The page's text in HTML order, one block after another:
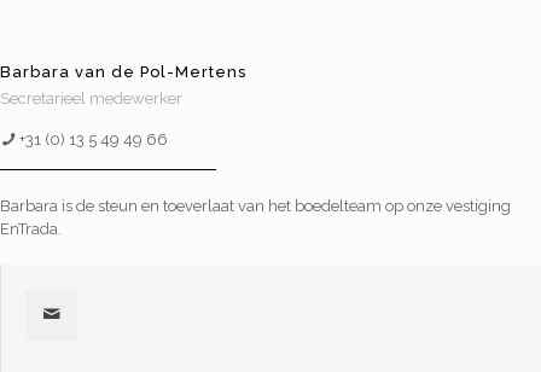
Barbara van de Pol-Mertens
Secretarieel medewerker
+31 (0) 13 5 49 49 66
Barbara is de steun en toeverlaat van het boedelteam op onze vestiging
EnTrada.